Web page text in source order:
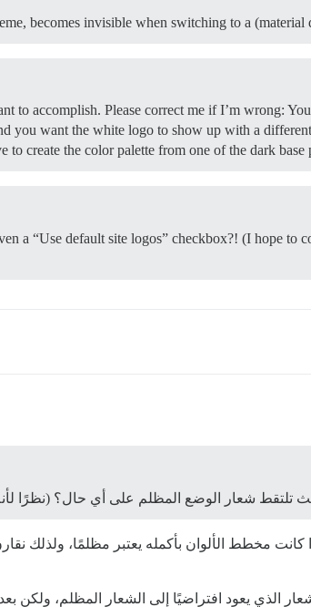
becomes invisible when switching to a (material
to accomplish. Please correct me if I’m wrong:
you want the white logo to show up with a
to create the color palette from one of the dark
a “Use default site logos” checkbox?! (I hope
تلتقط شعار الوضع المظلم على أي حال؟ (نظرًا
مخطط الألوان بأكمله يعتبر مظلمًا، ولذلك
الذي يعود افتراضيًا إلى الشعار المظلم، ولكن